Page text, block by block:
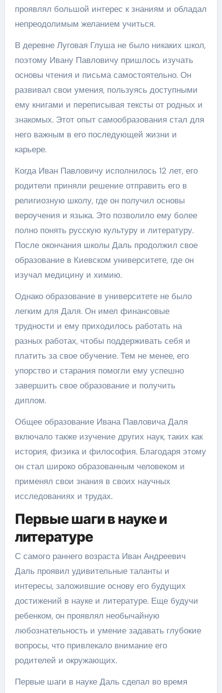
проявлял большой интерес к знаниям и обладал
непреодолимым желанием учиться.
В деревне Луговая Глуша не было никаких школ,
поэтому Ивану Павловичу пришлось изучать
основы чтения и письма самостоятельно. Он
развивал свои умения, пользуясь доступными
ему книгами и переписывая тексты от родных и
знакомых. Этот опыт самообразования стал для
него важным в его последующей жизни и
карьере.
Когда Иван Павловичу исполнилось 12 лет, его
родители приняли решение отправить его в
религиозную школу, где он получил основы
вероучения и языка. Это позволило ему более
полно понять русскую культуру и литературу.
После окончания школы Даль продолжил свое
образование в Киевском университете, где он
изучал медицину и химию.
Однако образование в университете не было
легким для Даля. Он имел финансовые
трудности и ему приходилось работать на
разных работах, чтобы поддерживать себя и
платить за свое обучение. Тем не менее, его
упорство и старания помогли ему успешно
завершить свое образование и получить
диплом.
Общее образование Ивана Павловича Даля
включало также изучение других наук, таких как
история, физика и философия. Благодаря этому
он стал широко образованным человеком и
применял свои знания в своих научных
исследованиях и трудах.
Первые шаги в науке и
литературе
С самого раннего возраста Иван Андреевич
Даль проявил удивительные таланты и
интересы, заложившие основу его будущих
достижений в науке и литературе. Еще будучи
ребенком, он проявлял необычайную
любознательность и умение задавать глубокие
вопросы, что привлекало внимание его
родителей и окружающих.
Первые шаги в науке Даль сделал во время